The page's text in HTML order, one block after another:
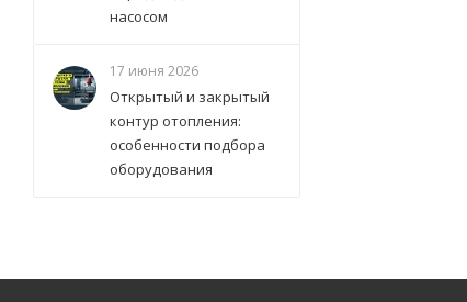
насосом
17 июня 2026
Открытый и закрытый
контур отопления:
особенности подбора
оборудования